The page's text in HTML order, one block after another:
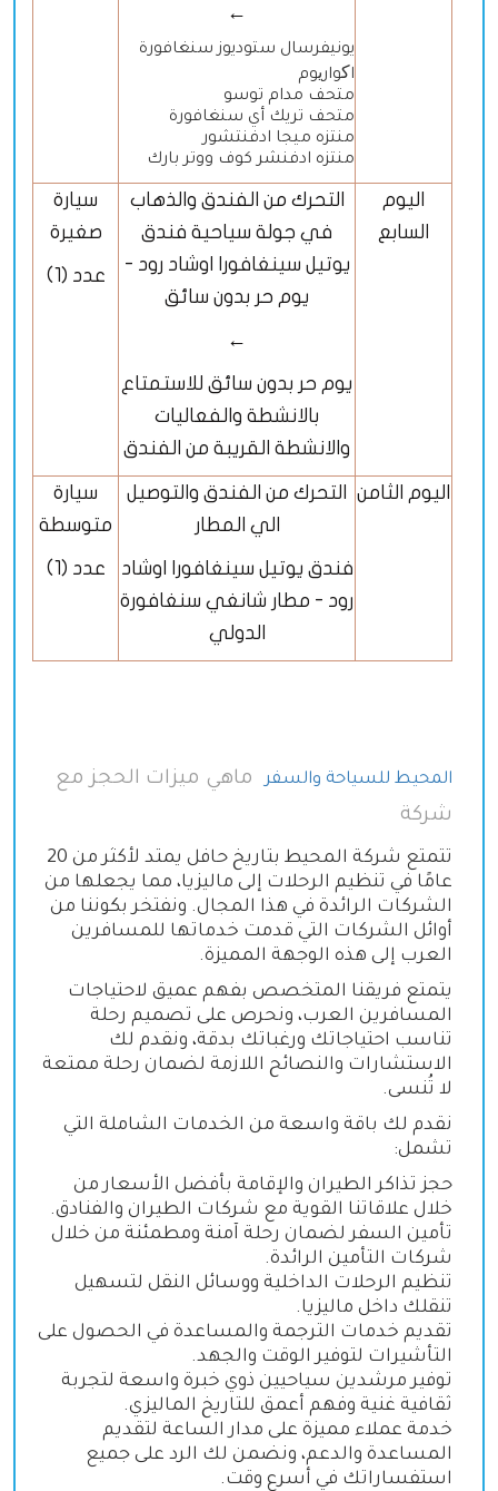
←
يونيفرسال ستوديوز سنغافورة
اکواریوم
متحف مدام توسو
متحف تريك أي سنغافورة
منتزه ميجا ادفنتشور
منتزه ادفنشر كوف ووتر بارك
اليوم
السابع
التحرك من الفندق والذهاب
في جولة سياحية فندق
يوتيل سينغافورا اوشاد رود -
يوم حر بدون سائق
←
يوم حر بدون سائق للاستمتاع
بالانشطة والفعاليات
والانشطة القريبة من الفندق
سيارة
صغيرة
عدد (1)
اليوم الثامن
التحرك من الفندق والتوصيل
الي المطار
فندق يوتيل سينغافورا اوشاد
رود - مطار شانغي سنغافورة
الدولي
سيارة
متوسطة
عدد (1)
المحيط للسياحة والسفر
ماهي ميزات الحجز مع
شركة
تتمتع شركة المحيط بتاريخ حافل يمتد لأكثر من 20
عامًا في تنظيم الرحلات إلى ماليزيا، مما يجعلها من
الشركات الرائدة في هذا المجال. ونفتخر بكوننا من
أوائل الشركات التي قدمت خدماتها للمسافرين
العرب إلى هذه الوجهة المميزة.
يتمتع فريقنا المتخصص بفهم عميق لاحتياجات
المسافرين العرب، ونحرص على تصميم رحلة
تناسب احتياجاتك ورغباتك بدقة، ونقدم لك
الاستشارات والنصائح اللازمة لضمان رحلة ممتعة
لا تُنسى.
نقدم لك باقة واسعة من الخدمات الشاملة التي
تشمل:
حجز تذاكر الطيران والإقامة بأفضل الأسعار من
خلال علاقاتنا القوية مع شركات الطيران والفنادق.
تأمين السفر لضمان رحلة آمنة ومطمئنة من خلال
شركات التأمين الرائدة.
تنظيم الرحلات الداخلية ووسائل النقل لتسهيل
تنقلك داخل ماليزيا.
تقديم خدمات الترجمة والمساعدة في الحصول على
التأشيرات لتوفير الوقت والجهد.
توفير مرشدين سياحيين ذوي خبرة واسعة لتجربة
ثقافية غنية وفهم أعمق للتاريخ الماليزي.
خدمة عملاء مميزة على مدار الساعة لتقديم
المساعدة والدعم، ونضمن لك الرد على جميع
استفساراتك في أسرع وقت.